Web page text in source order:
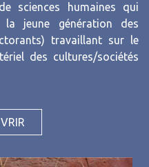
sciences humaines qui
la jeune génération des
travaillant sur le
des cultures/sociétés